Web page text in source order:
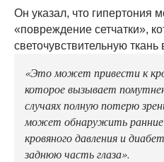
Он указал, что гипертония
«повреждение сетчатки»,
светочувствительную ткань
«Это может привести к
которое вызывает
случаях полную потерю
может обнаружить ранние
кровяного давления и
заднюю часть глаза».